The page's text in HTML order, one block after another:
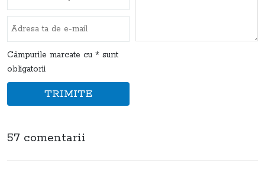
Câmpurile marcate cu * sunt
obligatorii
TRIMITE
57 comentarii